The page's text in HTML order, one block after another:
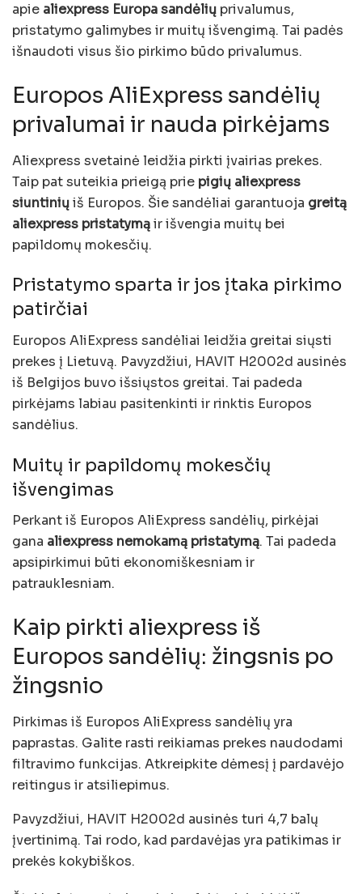
apie aliexpress Europa sandėlių privalumus,
pristatymo galimybes ir muitų išvengimą. Tai padės
išnaudoti visus šio pirkimo būdo privalumus.
Europos AliExpress sandėlių
privalumai ir nauda pirkėjams
Aliexpress svetainė leidžia pirkti įvairias prekes.
Taip pat suteikia prieigą prie pigių aliexpress
siuntiniųiš Europos. Šie sandėliai garantuoja greitą
aliexpress pristatymąir išvengia muitų bei
papildomų mokesčių.
Pristatymo sparta ir jos įtaka pirkimo
patirčiai
Europos AliExpress sandėliai leidžia greitai siųsti
prekes į Lietuvą. Pavyzdžiui, HAVIT H2002d ausinės
iš Belgijos buvo išsiųstos greitai. Tai padeda
pirkėjams labiau pasitenkinti ir rinktis Europos
sandėlius.
Muitų ir papildomų mokesčių
išvengimas
Perkant iš Europos AliExpress sandėlių, pirkėjai
gana aliexpress nemokamą pristatymą. Tai padeda
apsipirkimui būti ekonomiškesniam ir
patrauklesniam.
Kaip pirkti aliexpress iš
Europos sandėlių: žingsnis po
žingsnio
Pirkimas iš Europos AliExpress sandėlių yra
paprastas. Galite rasti reikiamas prekes naudodami
filtravimo funkcijas. Atkreipkite dėmesį į pardavėjo
reitingus ir atsiliepimus.
Pavyzdžiui, HAVIT H2002d ausinės turi 4,7 balų
įvertinimą. Tai rodo, kad pardavėjas yra patikimas ir
prekės kokybiškos.